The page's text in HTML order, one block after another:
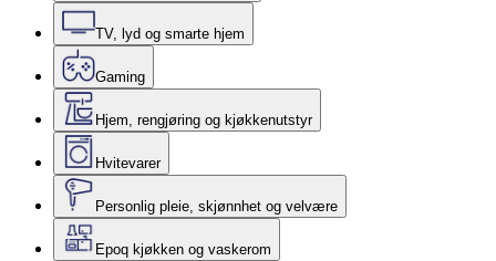
TV, lyd og smarte hjem
Gaming
Hjem, rengjøring og kjøkkenutstyr
Hvitevarer
Personlig pleie, skjønnhet og velvære
Epoq kjøkken og vaskerom